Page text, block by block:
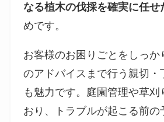
なる植木の伐採を確実に任せ
めです。
お客様のお困りごとをしっか
のアドバイスまで行う親切・
も魅力です。庭園管理や草刈
おり、トラブルが起こる前の